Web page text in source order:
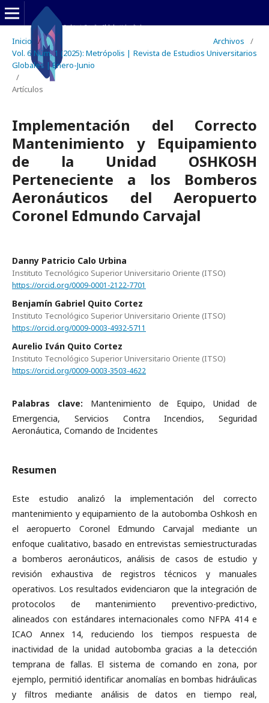
Inicio / Archivos
/
Vol. 6 Núm. 1 (2025): Metrópolis | Revista de Estudios Universitarios
Globales | Enero-Junio
/
Artículos
Implementación del Correcto
Mantenimiento y Equipamiento
de la Unidad OSHKOSH
Perteneciente a los Bomberos
Aeronáuticos del Aeropuerto
Coronel Edmundo Carvajal
Danny Patricio Calo Urbina
Instituto Tecnológico Superior Universitario Oriente (ITSO)
https://orcid.org/0009-0001-2122-7701
Benjamín Gabriel Quito Cortez
Instituto Tecnológico Superior Universitario Oriente (ITSO)
https://orcid.org/0009-0003-4932-5711
Aurelio Iván Quito Cortez
Instituto Tecnológico Superior Universitario Oriente (ITSO)
https://orcid.org/0009-0003-3503-4622
Palabras clave: Mantenimiento de Equipo, Unidad de
Emergencia, Servicios Contra Incendios, Seguridad
Aeronáutica, Comando de Incidentes
Resumen
Este estudio analizó la implementación del correcto
mantenimiento y equipamiento de la autobomba Oshkosh en
el aeropuerto Coronel Edmundo Carvajal mediante un
enfoque cualitativo, basado en entrevistas semiestructuradas
a bomberos aeronáuticos, análisis de casos de estudio y
revisión exhaustiva de registros técnicos y manuales
operativos. Los resultados evidenciaron que la integración de
protocolos de mantenimiento preventivo-predictivo,
alineados con estándares internacionales como NFPA 414 e
ICAO Annex 14, reduciendo los tiempos respuesta de
inactividad de la unidad autobomba gracias a la detección
temprana de fallas. El sistema de comando en zona, por
ejemplo, permitió identificar anomalías en bombas hidráulicas
y filtros mediante análisis de datos en tiempo real,